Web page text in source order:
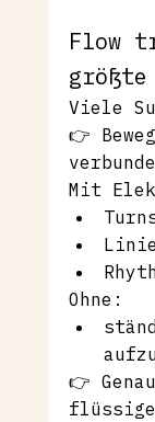
Flow
größte
Viele
👉
Mit
Ohne:
👉